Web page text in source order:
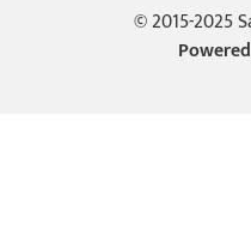
© 2015-2025